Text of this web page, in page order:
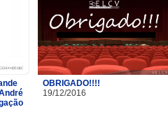
OBRIGADO!!!!
19/12/2016